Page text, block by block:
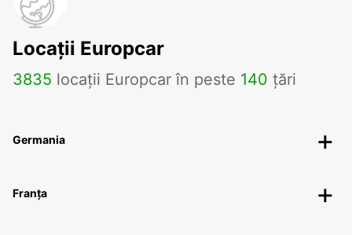
Locații Europcar
3835 locații Europcar în peste 140 țări
Germania
Franța